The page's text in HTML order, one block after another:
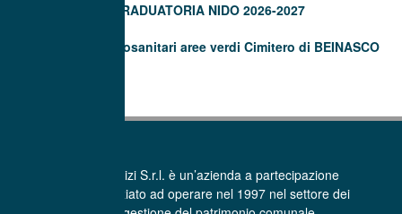
GRADUATORIA NIDO 2026-2027
Trattamenti fitosanitari aree verdi Cimitero di BEINASCO
La Beinasco Servizi S.r.l. è un’azienda a partecipazione
pubblica che ha iniziato ad operare nel 1997 nel settore dei